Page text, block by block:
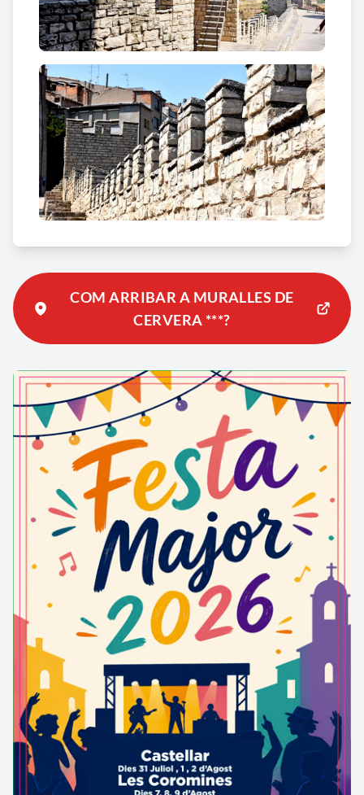
COM ARRIBAR A MURALLES DE
CERVERA ***?